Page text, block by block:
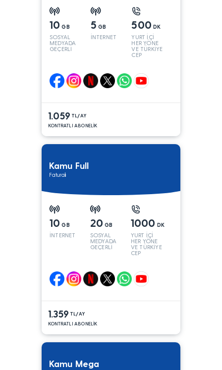
10 GB
SOSYAL
MEDYADA
GEÇERLİ
5 GB
İNTERNET
500 DK
YURT İÇİ
HER YÖNE
VE TÜRKİYE
CEP
1.059 TL/AY
KONTRATLI ABONELİK
Kamu Full
Faturalı
10 GB
İNTERNET
20 GB
SOSYAL
MEDYADA
GEÇERLİ
1000 DK
YURT İÇİ
HER YÖNE
VE TÜRKİYE
CEP
1.359 TL/AY
KONTRATLI ABONELİK
Kamu Mega